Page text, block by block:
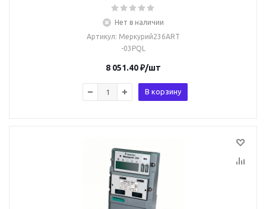
Нет в наличии
Артикул: Меркурий236ART
-03PQL
8 051.40₽/шт
В корзину